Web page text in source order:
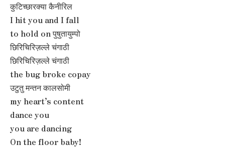
कुटिच्छारक्या कैनीरिल
I hit you and I fall
to hold on पुषुतायुम्पो
छिरिचिरिज़ल्ले चंगाठी
छिरिचिरिज़ल्ले चंगाठी
the bug broke copay
उटुतु मन्तन कालसोमी
my heart’s content
dance you
you are dancing
On the floor baby!